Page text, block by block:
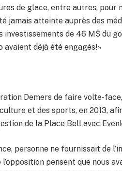
de glace, entre autres, pour
jamais atteinte auprès des
investissements de 46 M$ du
avaient déjà été engagés!»
Demers de faire volte-
et des sports, en 2013,
de la Place Bell avec
personne ne fournissait de
pensent que nous